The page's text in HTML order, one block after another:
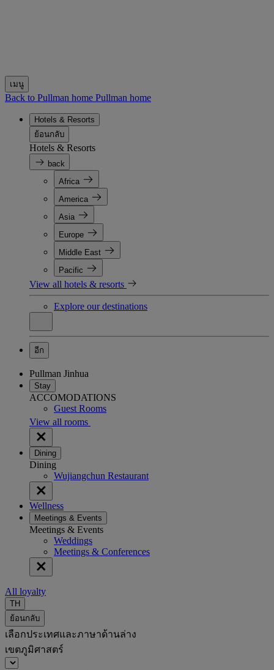
เมนู
Back to Pullman home Pullman home
Hotels & Resorts
ย้อนกลับ
Hotels & Resorts
back
Africa
America
Asia
Europe
Middle East
Pacific
View all hotels & resorts
Explore our destinations
อีก
Pullman Jinhua
Stay
ACCOMODATIONS
Guest Rooms
View all rooms
Dining
Dining
Wujiangchun Restaurant
Wellness
Meetings & Events
Meetings & Events
Weddings
Meetings & Conferences
All loyalty
TH
ย้อนกลับ
เลือกประเทศและภาษาด้านล่าง
เขตภูมิศาสตร์